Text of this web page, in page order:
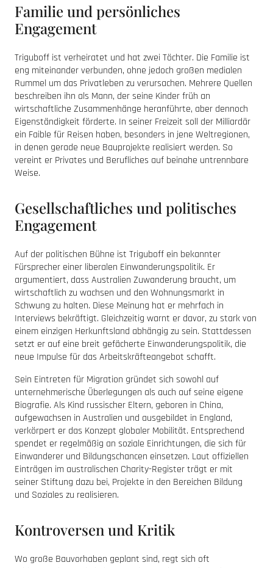
Familie und persönliches
Engagement
Triguboff ist verheiratet und hat zwei Töchter. Die Familie ist
eng miteinander verbunden, ohne jedoch großen medialen
Rummel um das Privatleben zu verursachen. Mehrere Quellen
beschreiben ihn als Mann, der seine Kinder früh an
wirtschaftliche Zusammenhänge heranführte, aber dennoch
Eigenständigkeit förderte. In seiner Freizeit soll der Milliardär
ein Faible für Reisen haben, besonders in jene Weltregionen,
in denen gerade neue Bauprojekte realisiert werden. So
vereint er Privates und Berufliches auf beinahe untrennbare
Weise.
Gesellschaftliches und politisches
Engagement
Auf der politischen Bühne ist Triguboff ein bekannter
Fürsprecher einer liberalen Einwanderungspolitik. Er
argumentiert, dass Australien Zuwanderung braucht, um
wirtschaftlich zu wachsen und den Wohnungsmarkt in
Schwung zu halten. Diese Meinung hat er mehrfach in
Interviews bekräftigt. Gleichzeitig warnt er davor, zu stark von
einem einzigen Herkunftsland abhängig zu sein. Stattdessen
setzt er auf eine breit gefächerte Einwanderungspolitik, die
neue Impulse für das Arbeitskräfteangebot schafft.
Sein Eintreten für Migration gründet sich sowohl auf
unternehmerische Überlegungen als auch auf seine eigene
Biografie. Als Kind russischer Eltern, geboren in China,
aufgewachsen in Australien und ausgebildet in England,
verkörpert er das Konzept globaler Mobilität. Entsprechend
spendet er regelmäßig an soziale Einrichtungen, die sich für
Einwanderer und Bildungschancen einsetzen. Laut offiziellen
Einträgen im australischen Charity-Register trägt er mit
seiner Stiftung dazu bei, Projekte in den Bereichen Bildung
und Soziales zu realisieren.
Kontroversen und Kritik
Wo große Bauvorhaben geplant sind, regt sich oft